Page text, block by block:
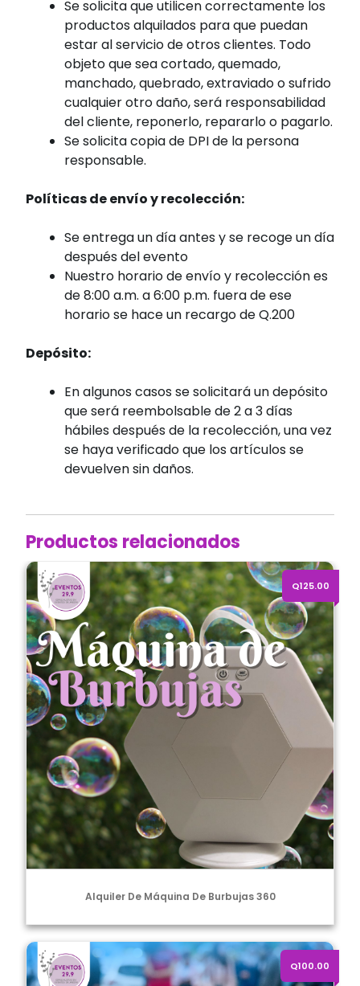
Se solicita que utilicen correctamente los
productos alquilados para que puedan
estar al servicio de otros clientes. Todo
objeto que sea cortado, quemado,
manchado, quebrado, extraviado o sufrido
cualquier otro daño, será responsabilidad
del cliente, reponerlo, repararlo o pagarlo.
Se solicita copia de DPI de la persona
responsable.
Políticas de envío y recolección:
Se entrega un día antes y se recoge un día
después del evento
Nuestro horario de envío y recolección es
de 8:00 a.m. a 6:00 p.m. fuera de ese
horario se hace un recargo de Q.200
Depósito:
En algunos casos se solicitará un depósito
que será reembolsable de 2 a 3 días
hábiles después de la recolección, una vez
se haya verificado que los artículos se
devuelven sin daños.
Productos relacionados
Alquiler de máquina de burbujas 360
Alquiler De Máquina De Burbujas 360
Q125.00
Alquiler de Rompe Filas Dorado
Q100.00